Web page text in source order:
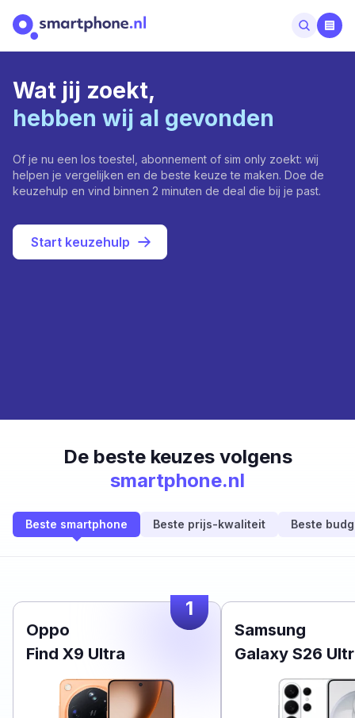
Wat jij zoekt,
hebben wij al gevonden
Of je nu een los toestel, abonnement of sim only zoekt: wij
helpen je vergelijken en de beste keuze te maken. Doe de
keuzehulp en vind binnen 2 minuten de deal die bij je past.
Start keuzehulp
De beste keuzes volgens
smartphone.nl
Beste smartphone Beste prijs-kwaliteit Beste
1
Oppo
Find X9 Ultra
Samsung
Galaxy S26